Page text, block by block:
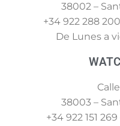
38002 –
+34 922 288
De Lunes a
38003 –
+34 922 151